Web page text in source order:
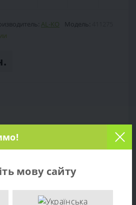
AL-KO Модель:
В КОРЗИНУ
мову сайту